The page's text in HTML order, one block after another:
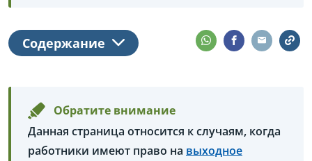
Содержание
Обратите внимание
Данная страница относится к случаям, когда
работники имеют право на выходное